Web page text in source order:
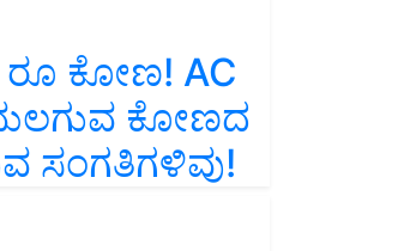
ಕೋಣ! AC
ಕೋಣದ
ಸಂಗತಿಗಳಿವು!